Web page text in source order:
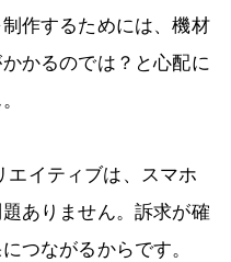
作するためには、機材
かるのでは？と心配に
エイティブは、スマホ
ありません。訴求が確
つながるからです。